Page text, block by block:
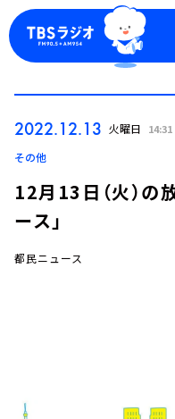
2022.12.13 火曜日 14:31
その他
12月13日（火）の
ース」
都民ニュース